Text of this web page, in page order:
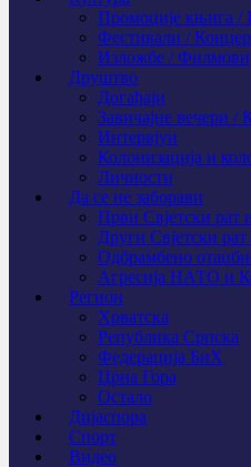
Промоције књига /
Фестивали /
Изложбе / Филмови
Друштво
Догађаји
Завичајне вечери /
Интервјуи
Колонизација и
Личности
Да се не заборави
Први Свјeтски рат
Други Свјетски
Одбрамбено
Агресија НАТО и
Регион
Хрватска
Република Српска
Федерација БиХ
Црна Гора
Остало
Дијаспора
Спорт
Видео